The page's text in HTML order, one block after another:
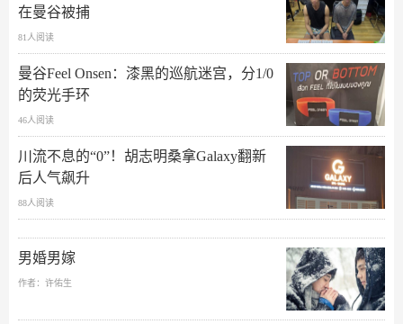
在曼谷被捕
81人阅读
曼谷Feel Onsen：漆黑的巡航迷宫，分1/0
的荧光手环
46人阅读
川流不息的“0”！胡志明桑拿Galaxy翻新
后人气飙升
88人阅读
男婚男嫁
作者：许佑生